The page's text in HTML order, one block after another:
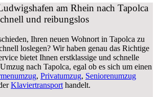
am Rhein nach Tapolca
und reibungslos
Ihren neuen Wohnort in Tapolca zu
loslegen? Wir haben genau das Richtige
bietet Ihnen erstklassige und schnelle
nach Tapolca, egal ob es sich um einen
, Privatumzug, Seniorenumzug
Klaviertransport handelt.